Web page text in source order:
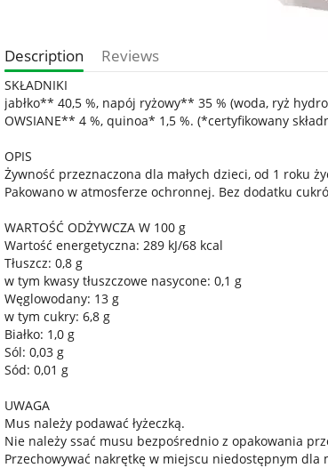
Description Reviews
SKŁADNIKI
jabłko** 40,5 %, napój ryżowy** 35 % (woda, ryż
OWSIANE** 4 %, quinoa* 1,5 %. (*certyfikowany
OPIS
Żywność przeznaczona dla małych dzieci, od 1 roku
Pakowano w atmosferze ochronnej. Bez dodatku
WARTOŚĆ ODŻYWCZA W 100 g
Wartość energetyczna: 289 kJ/68 kcal
Tłuszcz: 0,8 g
w tym kwasy tłuszczowe nasycone: 0,1 g
Węglowodany: 13 g
w tym cukry: 6,8 g
Białko: 1,0 g
Sól: 0,03 g
Sód: 0,01 g
UWAGA
Mus należy podawać łyżeczką.
Nie należy ssać musu bezpośrednio z opakowania
Przechowywać nakrętkę w miejscu niedostępnym dla